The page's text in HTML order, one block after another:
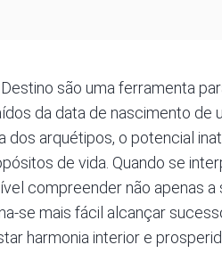
são uma ferramenta
da data de nascimento
dos arquétipos, o potencial
de vida. Quando se
compreender não apenas
se mais fácil alcançar
harmonia interior e